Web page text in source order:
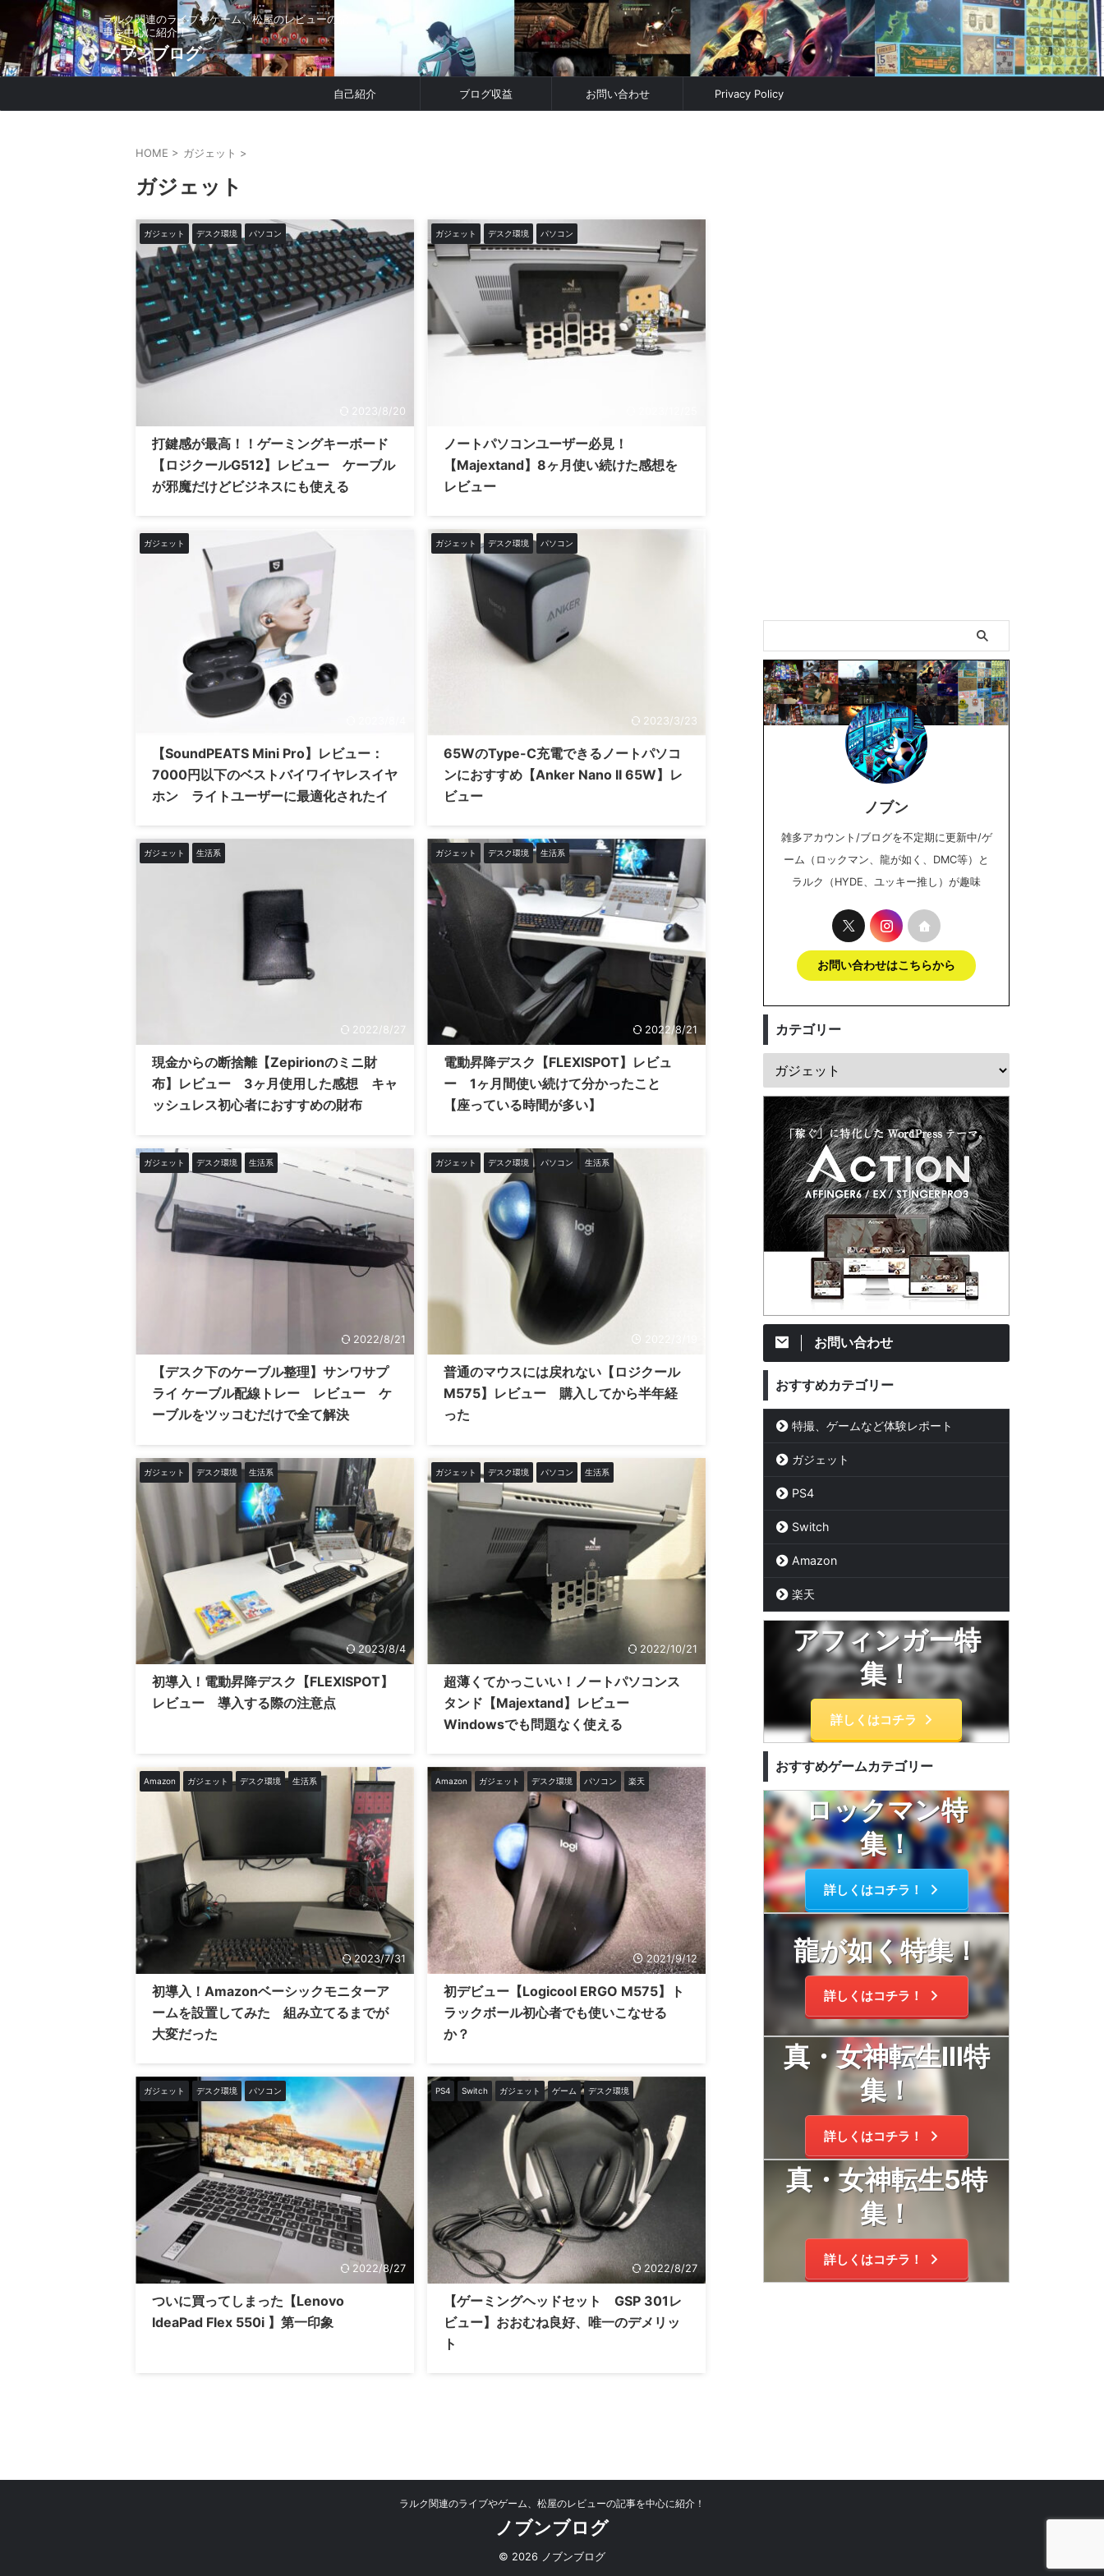
ラルク関連のライブやゲーム、松屋のレビューの記
事を中心に紹介！
ノブンブログ
自己紹介 ブログ収益 お問い合わせ Privacy Policy
HOME > ガジェット >
ガジェット
ガジェット デスク環境 パソコン
2023/8/20
打鍵感が最高！！ゲーミングキーボード
【ロジクールG512】レビュー ケーブル
が邪魔だけどビジネスにも使える
ガジェット デスク環境 パソコン
ノートパソコンユーザー必見！
【Majextand】8ヶ月使い続けた感想を
レビュー
ガジェット
【SoundPEATS Mini Pro】レビュー：
7000円以下のベストバイワイヤレスイヤ
ホン ライトユーザーに最適化されたイ
ガジェット デスク環境 パソコン
2023/3/23
65WのType-C充電できるノートパソコ
ンにおすすめ【Anker Nano II 65W】レ
ビュー
ガジェット 生活系
2022/8/27
現金からの断捨離【Zepirionのミニ財
布】レビュー 3ヶ月使用した感想 キャ
ッシュレス初心者におすすめの財布
ガジェット デスク環境 生活系
2022/8/21
電動昇降デスク【FLEXISPOT】レビュ
ー 1ヶ月間使い続けて分かったこと
【座っている時間が多い】
ガジェット デスク環境 生活系
2022/8/21
【デスク下のケーブル整理】サンワサプ
ライ ケーブル配線トレー レビュー ケ
ーブルをツッコむだけで全て解決
ガジェット デスク環境 パソコン 生活系
2022/3/19
普通のマウスには戻れない【ロジクール
M575】レビュー 購入してから半年経
った
ガジェット デスク環境 生活系
2023/8/4
初導入！電動昇降デスク【FLEXISPOT】
レビュー 導入する際の注意点
ガジェット デスク環境 パソコン 生活系
2022/10/21
超薄くてかっこいい！ノートパソコンス
タンド【Majextand】レビュー
Windowsでも問題なく使える
Amazon ガジェット デスク環境 生活系
2023/7/31
初導入！Amazonベーシックモニターア
ームを設置してみた 組み立てるまでが
大変だった
Amazon ガジェット デスク環境 パソコン 楽天
2021/9/12
初デビュー【Logicool ERGO M575】ト
ラックボール初心者でも使いこなせる
か？
ガジェット デスク環境 パソコン
2022/8/27
ついに買ってしまった【Lenovo
IdeaPad Flex 550i 】第一印象
PS4 Switch ガジェット ゲーム デスク環境
2022/8/27
【ゲーミングヘッドセット GSP 301レ
ビュー】おおむね良好、唯一のデメリッ
ト
ノブン
雑多アカウント/ブログを不定期に更新中/ゲ
ーム（ロックマン、龍が如く、DMC等）と
ラルク（HYDE、ユッキー推し）が趣味
お問い合わせはこちらから
カテゴリー
お問い合わせ
おすすめカテゴリー
特撮、ゲームなど体験レポート
ガジェット
PS4
Switch
Amazon
楽天
アフィンガー特
集！
詳しくはコチラ
おすすめゲームカテゴリー
ロックマン特
集！
詳しくはコチラ！
龍が如く特集！
詳しくはコチラ！
真・女神転生Ⅲ特
集！
詳しくはコチラ！
真・女神転生5特
集！
詳しくはコチラ！
ラルク関連のライブやゲーム、松屋のレビューの記事を中心に紹介！
ノブンブログ
© 2026 ノブンブログ